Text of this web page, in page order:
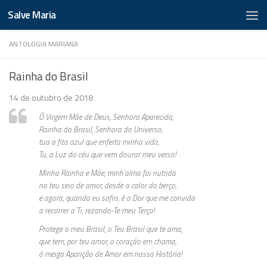
Salve Maria
ANTOLOGIA MARIANA
Rainha do Brasil
14 de outubro de 2018
Ó Virgem Mãe de Deus, Senhora Aparecida,
Rainha do Brasil, Senhora do Universo,
tua a fita azul que enfeita minha vida,
Tu, a Luz do céu que vem dourar meu verso!
Minha Rainha e Mãe, minh’alma foi nutrida
no teu seio de amor, desde o calor do berço,
e agora, quando eu sofro, é a Dor que me convida
a recorrer a Ti, rezando-Te meu Terço!
Protege o meu Brasil, o Teu Brasil que te ama,
que tem, por teu amor, o coração em chama,
ó meiga Aparição de Amor em nossa História!